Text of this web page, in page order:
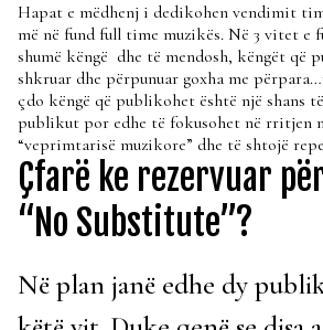
Hapat e mëdhenj i dedikohen vendimit
më në fund full time muzikës. Në 3 vitet e
shumë këngë dhe të mendosh, këngët që
shkruar dhe përpunuar goxha me
çdo këngë që publikohet është një shans
publikut por edhe të fokusohet në rritjen
“veprimtarisë muzikore” dhe të shtojë
Çfarë ke rezervuar
“No Substitute”?
Në plan janë edhe dy